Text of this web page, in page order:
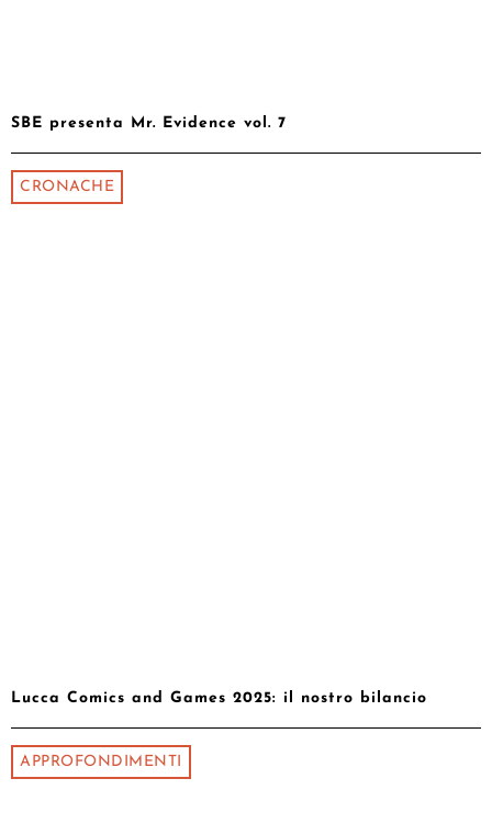
SBE presenta Mr. Evidence vol. 7
CRONACHE
Lucca Comics and Games 2025: il nostro bilancio
APPROFONDIMENTI